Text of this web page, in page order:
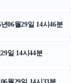
06월29일 14시46분
일 14시44분